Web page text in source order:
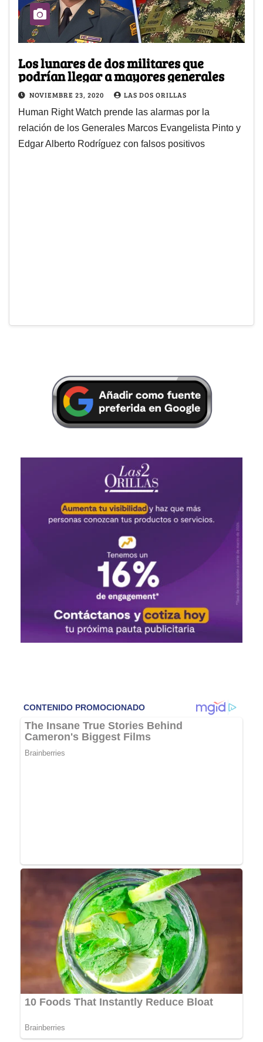
Los lunares de dos militares que
podrían llegar a mayores generales
NOVIEMBRE 23, 2020 LAS DOS ORILLAS
Human Right Watch prende las alarmas por la
relación de los Generales Marcos Evangelista Pinto y
Edgar Alberto Rodríguez con falsos positivos